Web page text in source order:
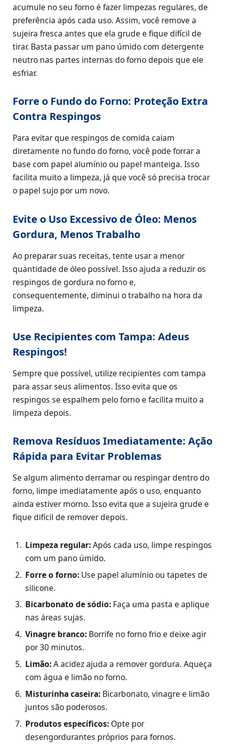
acumule no seu forno é fazer limpezas regulares, de
preferência após cada uso. Assim, você remove a
sujeira fresca antes que ela grude e fique difícil de
tirar. Basta passar um pano úmido com detergente
neutro nas partes internas do forno depois que ele
esfriar.
Forre o Fundo do Forno: Proteção Extra
Contra Respingos
Para evitar que respingos de comida caiam
diretamente no fundo do forno, você pode forrar a
base com papel alumínio ou papel manteiga. Isso
facilita muito a limpeza, já que você só precisa trocar
o papel sujo por um novo.
Evite o Uso Excessivo de Óleo: Menos
Gordura, Menos Trabalho
Ao preparar suas receitas, tente usar a menor
quantidade de óleo possível. Isso ajuda a reduzir os
respingos de gordura no forno e,
consequentemente, diminui o trabalho na hora da
limpeza.
Use Recipientes com Tampa: Adeus
Respingos!
Sempre que possível, utilize recipientes com tampa
para assar seus alimentos. Isso evita que os
respingos se espalhem pelo forno e facilita muito a
limpeza depois.
Remova Resíduos Imediatamente: Ação
Rápida para Evitar Problemas
Se algum alimento derramar ou respingar dentro do
forno, limpe imediatamente após o uso, enquanto
ainda estiver morno. Isso evita que a sujeira grude e
fique difícil de remover depois.
Limpeza regular:Após cada uso, limpe respingos
com um pano úmido.
Forre o forno: Use papel alumínio ou tapetes de
silicone.
Bicarbonato de sódio: Faça uma pasta e aplique
nas áreas sujas.
Vinagre branco: Borrife no forno frio e deixe agir
por 30 minutos.
Limão:A acidez ajuda a remover gordura. Aqueça
com água e limão no forno.
Misturinha caseira: Bicarbonato, vinagre e limão
juntos são poderosos.
Produtos específicos: Opte por
desengordurantes próprios para fornos.